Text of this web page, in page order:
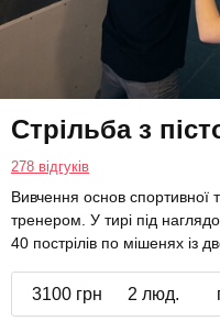
Стрільба з
278 відгуків
Вивчення основ спортивної
тренером. У тирі під
40 пострілів по мішенях із
3100 грн 2 люд.